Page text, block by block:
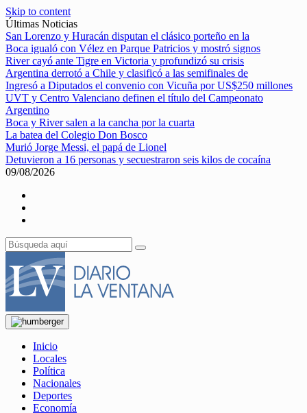
Skip to content
Últimas Noticias
San Lorenzo y Huracán disputan el clásico porteño en la
Boca igualó con Vélez en Parque Patricios y mostró signos
River cayó ante Tigre en Victoria y profundizó su crisis
Argentina derrotó a Chile y clasificó a las semifinales de
Ingresó a Diputados el convenio con Vicuña por US$250 millones
UVT y Centro Valenciano definen el título del Campeonato
Argentino
Boca y River salen a la cancha por la cuarta
La batea del Colegio Don Bosco
Murió Jorge Messi, el papá de Lionel
Detuvieron a 16 personas y secuestraron seis kilos de cocaína
09/08/2026
Inicio
Locales
Política
Nacionales
Deportes
Economía